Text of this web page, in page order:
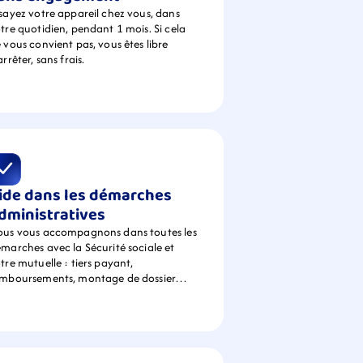
votre appareil chez vous, dans
quotidien, pendant 1 mois. Si cela
vous convient pas, vous êtes libre
sans frais.
dans les démarches
vous accompagnons dans toutes les
avec la Sécurité sociale et
mutuelle : tiers payant,
montage de dossier…